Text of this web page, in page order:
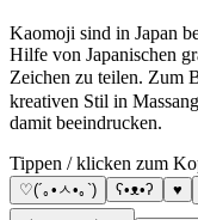
Kaomoji sind in Japan
Hilfe von Japanischen
Zeichen zu teilen. Zum
kreativen Stil in
damit beeindrucken.
Tippen / klicken zum
♡(´｡•ㅅ•｡`) ʕ•ᴥ•ʔ ♥